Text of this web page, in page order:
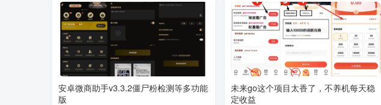
安卓微商助手v3.3.2僵尸粉检测等多功能
版
未来go这个项目太香了，不养机每天稳
定收益